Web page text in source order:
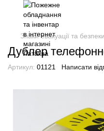
Знаки евакуації та безпеки
Дублер
Артикул: 01121 Написати